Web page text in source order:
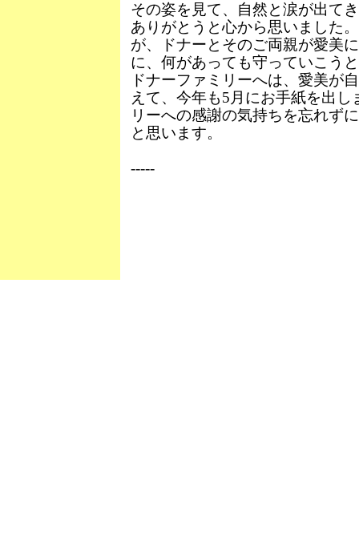
その姿を見て、自然と涙が出て
ありがとうと心から思いました
が、ドナーとそのご両親が愛美
に、何があっても守っていこう
ドナーファミリーへは、愛美が
えて、今年も5月にお手紙を出
リーへの感謝の気持ちを忘れず
と思います。
-----